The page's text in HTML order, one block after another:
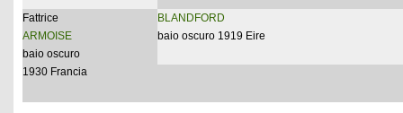
Fattrice
ARMOISE
baio oscuro
1930 Francia
BLANDFORD
baio oscuro 1919 Eire